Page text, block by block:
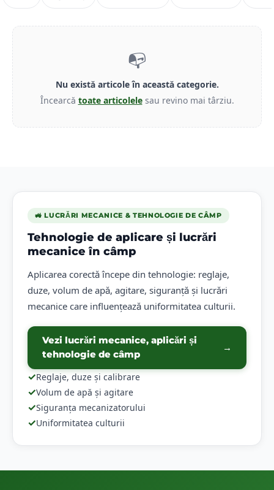
📭
Nu există articole în această categorie.
Încearcă toate articolelesau revino mai târziu.
🚜 LUCRĂRI MECANICE & TEHNOLOGIE DE CÂMP
Tehnologie de aplicare și lucrări
mecanice în câmp
Aplicarea corectă începe din tehnologie: reglaje,
duze, volum de apă, agitare, siguranță și lucrări
mecanice care influențează uniformitatea culturii.
Vezi lucrări mecanice, aplicări și
tehnologie de câmp
→
✓Reglaje, duze și calibrare
✓Volum de apă și agitare
✓Siguranța mecanizatorului
✓Uniformitatea culturii